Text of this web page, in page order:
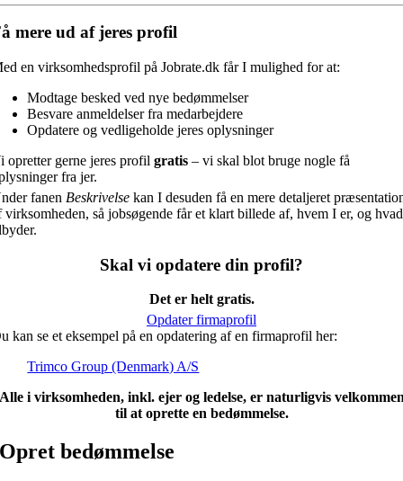
mere ud af jeres profil
en virksomhedsprofil på Jobrate.dk får I mulighed for at:
Modtage besked ved nye bedømmelser
Besvare anmeldelser fra medarbejdere
Opdatere og vedligeholde jeres oplysninger
opretter gerne jeres profilgratis – vi skal blot bruge nogle få
fra jer.
fanen Beskrivelse kan I desuden få en mere detaljeret
virksomheden, så jobsøgende får et klart billede af, hvem I er, og
Skal vi opdatere din profil?
Det er helt gratis.
Opdater firmaprofil
kan se et eksempel på en opdatering af en firmaprofil her:
Trimco Group (Denmark) A/S
i virksomheden, inkl. ejer og ledelse, er naturligvis
til at oprette en bedømmelse.
Opret bedømmelse